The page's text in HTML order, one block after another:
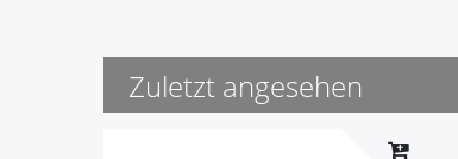
Zuletzt angesehen